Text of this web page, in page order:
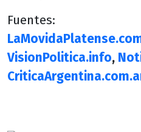
Fuentes:
VisionPolitica.info,